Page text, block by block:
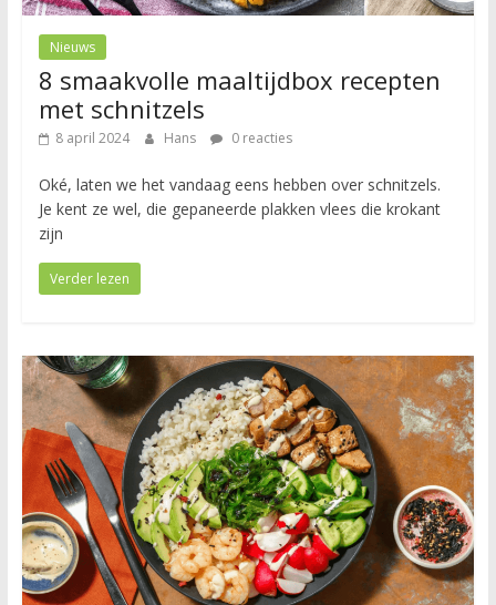
Nieuws
8 smaakvolle maaltijdbox recepten
met schnitzels
8 april 2024 Hans 0 reacties
Oké, laten we het vandaag eens hebben over schnitzels.
Je kent ze wel, die gepaneerde plakken vlees die krokant
zijn
Verder lezen